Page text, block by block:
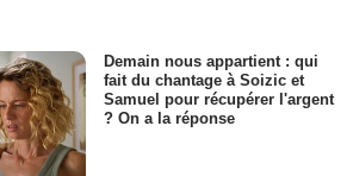
Demain nous appartient : qui
fait du chantage à Soizic et
Samuel pour récupérer l'argent
? On a la réponse